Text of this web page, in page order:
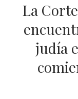
La
judía